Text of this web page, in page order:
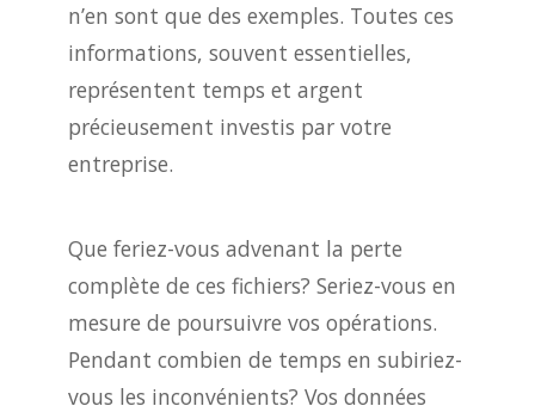
n’en sont que des exemples. Toutes ces
informations, souvent essentielles,
représentent temps et argent
précieusement investis par votre
entreprise.
Que feriez-vous advenant la perte
complète de ces fichiers? Seriez-vous en
mesure de poursuivre vos opérations.
Pendant combien de temps en subiriez-
vous les inconvénients? Vos données